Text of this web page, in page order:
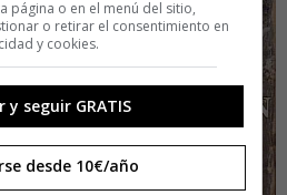
página o en el menú del sitio,
o retirar el consentimiento en
y cookies.
y seguir GRATIS
desde 10€/año